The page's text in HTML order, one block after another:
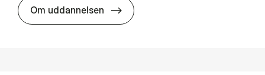
Om uddannelsen BSc in In­ter­na­tion­al Ship­ping